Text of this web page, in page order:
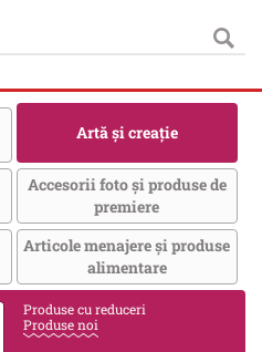
Artă şi creaţie
Accesorii foto şi produse de
premiere
Articole menajere și produse
alimentare
Produse cu reduceri
Produse noi